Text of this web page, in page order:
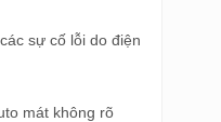
sự cố lỗi do điện
mát không rõ